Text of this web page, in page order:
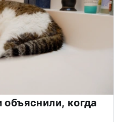
когда